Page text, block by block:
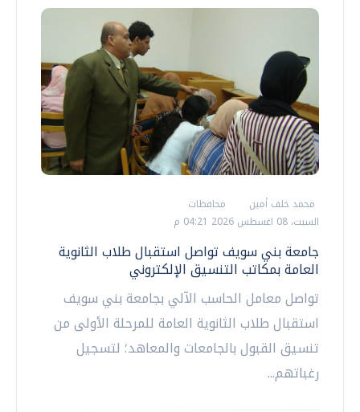
محمد خلف أمين
محافظات
السبت، 08 اغسطس 2026 04:21 م
جامعة بني سويف تواصل استقبال طلاب الثانوية
العامة بمكاتب التنسيق الإلكتروني
تواصل معامل الحاسب الآلي بجامعة بني سويف
استقبال طلاب الثانوية العامة للمرحلة الأولى من
تنسيق القبول بالجامعات والمعاهد؛ لتسجيل
رغباتهم...